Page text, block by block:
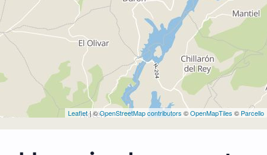
Leaflet| ©OpenStreetMap contributors ©OpenMapTiles © Parcello